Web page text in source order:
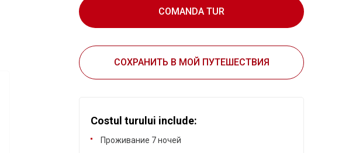
COMANDA TUR
СОХРАНИТЬ В МОЙ ПУТЕШЕСТВИЯ
Costul turului include:
Проживание 7 ночей